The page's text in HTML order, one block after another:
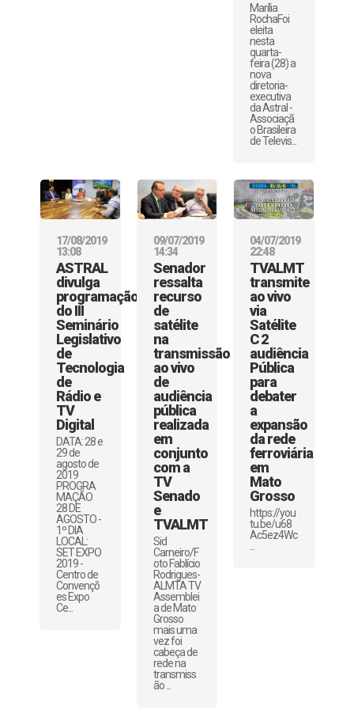
Marília
RochaFoi
eleita
nesta
quarta-
feira (28) a
nova
diretoria-
executiva
da Astral -
Associaçã
o Brasileira
de Televis...
17/08/2019
13:08
ASTRAL
divulga
programação
do III
Seminário
Legislativo
de
Tecnologia
de
Rádio e
TV
Digital
DATA: 28 e
29 de
agosto de
2019
PROGRA
MAÇÃO
28 DE
AGOSTO -
1º DIA
LOCAL:
SET EXPO
2019 -
Centro de
Convençõ
es Expo
Ce...
09/07/2019
14:34
Senador
ressalta
recurso
de
satélite
na
transmissão
ao vivo
de
audiência
pública
realizada
em
conjunto
com a
TV
Senado
e
TVALMT
Sid
Carneiro/F
oto Fablício
Rodrigues-
ALMTA TV
Assemblei
a de Mato
Grosso
mais uma
vez foi
cabeça de
rede na
transmiss
ão ...
04/07/2019
22:48
TVALMT
transmite
ao vivo
via
Satélite
C 2
audiência
Pública
para
debater
a
expansão
da rede
ferroviária
em
Mato
Grosso
https://you
tu.be/u68
Ac5ez4Wc
...